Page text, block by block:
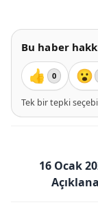
Bu haber
👍 0 😮
Tek bir tepki
16 Ocak